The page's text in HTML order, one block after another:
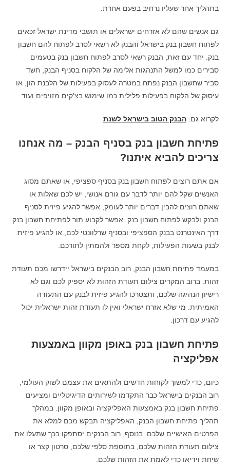
בתהליך אחר שעליו נרחיב בפעם אחרת.
גם אנשים שהם לא אזרחים ישראלים או תושבי מדינת ישראל זכאים
לפתוח חשבון בנק בישראל והבנק לא רשאי לסרב לפתוח להם חשבון
בנק. יחד עם זאת, הבנק רשאי לסרב לפתוח חשבון בנק בטעמים
סבירים כמו למשל התנהגות אלימה של הלקוח בסניף הבנק, חשד
סביר שחשבון הבנק נפתח במטרה לעסוק בפעילות של הלבנת הון, או
עיסוק של הלקוח בפעילות פלילית כמו שימוש בצ'קים מזויפים ועוד.
לקרוא גם:הבנק הטוב בישראל לשנת
פתיחת חשבון בנק בסניף הבנק – מה אנחנו
צריכים להביא איתנו?
אם אתם רוצים לפתוח חשבון בנק בסניף ספציפי, או שאתם מסוג
האנשים שקל להם יותר לדבר עם גורם אנושי, יש לכם שאלות או
שאתם רוצים להבין דברים יותר לעומק, אפשר להגיע פיזית לסניף
הבנק ולבקש לפתוח חשבון בנק. אפשר לקבוע תור לפתיחת חשבון בנק
דרך האינטרנט בבנק הספציפי ובסניף שרלוונטי לכם, או להגיע פיזית
לבנק בשעות הפעילות, לקחת מספר ולהמתין לתורכם.
במעמד פתיחת חשבון הבנק, רוב הבנקים בישראל יידרשו מכם תעודת
זהות. ברוב המקרים צילום תעודת הזהות לא יספיק לכם וגם לא
רישיון הנהיגה שלכם, ותצטרכו להגיע פיזית לבנק עם התעודה
האמיתית. מי שלא אזרח ישראלי ואין לו תעודת זהות ישראלית יכול
להגיע עם דרכון.
פתיחת חשבון בנק באופן מקוון באמצעות
אפליקציה
כיום, כדי למשוך לקוחות חדשים ולהתאים את עצמם לשוק העולמי,
רוב הבנקים בישראל כבר התקדמו לשירותים הדיגיטליים ומציעים
פתיחת חשבון בנק באמצעות האפליקציה ובאופן מקוון. במהלך
תהליך פתיחת חשבון הבנק, האפליקציה תבקש מכם למלא את
הפרטים האישיים שלכם. בנוסף, רוב הבנקים יסתפקו בכך שתעלו את
צילום תעודת הזהות שלכם, בתוספת סלפי שלכם, סרטון קצר או
שיחת וידיאו כדי לאמת את הזהות שלכם.